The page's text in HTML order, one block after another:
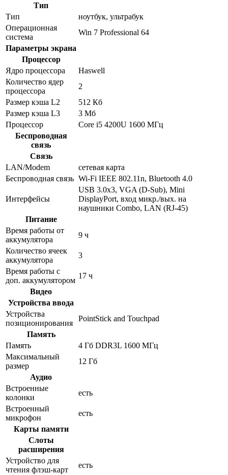
Тип
Тип
ноутбук, ультрабук
Операционная
система
Win 7 Professional 64
Параметры экрана
Процессор
Ядро процессора
Haswell
Количество ядер
процессора
2
Размер кэша L2
512 Кб
Размер кэша L3
3 Мб
Процессор
Core i5 4200U 1600 МГц
Беспроводная
связь
Связь
LAN/Modem
сетевая карта
Беспроводная связь Wi-Fi IEEE 802.11n, Bluetooth 4.0
Интерфейсы
USB 3.0x3, VGA (D-Sub), Mini
DisplayPort, вход микр./вых. на
наушники Combo, LAN (RJ-45)
Питание
Время работы от
аккумулятора
9 ч
Количество ячеек
аккумулятора
3
Время работы с
доп. аккумулятором
17 ч
Видео
Устройства ввода
Устройства
позиционирования
PointStick and Touchpad
Память
Память
4 Гб DDR3L 1600 МГц
Максимальный
размер
12 Гб
Аудио
Встроенные
колонки
есть
Встроенный
микрофон
есть
Карты памяти
Слоты
расширения
Устройство для
чтения флэш-карт
есть